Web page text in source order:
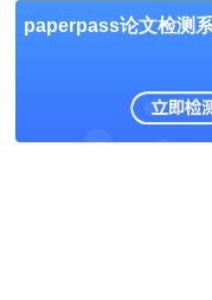
paperpass论文检测